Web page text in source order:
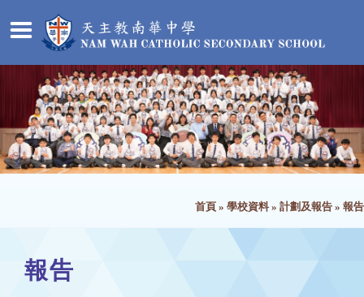
首頁 » 學校資料» 計劃及報告 » 報告
報告